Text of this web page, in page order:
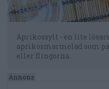
Aprikossylt - en lite
aprikosmarmelad som
eller flingorna.